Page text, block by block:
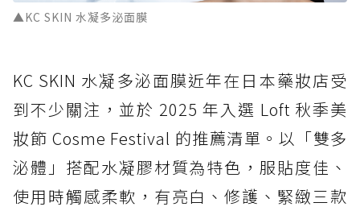
▲KC SKIN 水凝多泌面膜
KC SKIN 水凝多泌面膜近年在日本藥妝店受
到不少關注，並於 2025 年入選 Loft 秋季美
妝節 Cosme Festival 的推薦清單。以「雙多
泌體」搭配水凝膠材質為特色，服貼度佳、
使用時觸感柔軟，有亮白、修護、緊緻三款